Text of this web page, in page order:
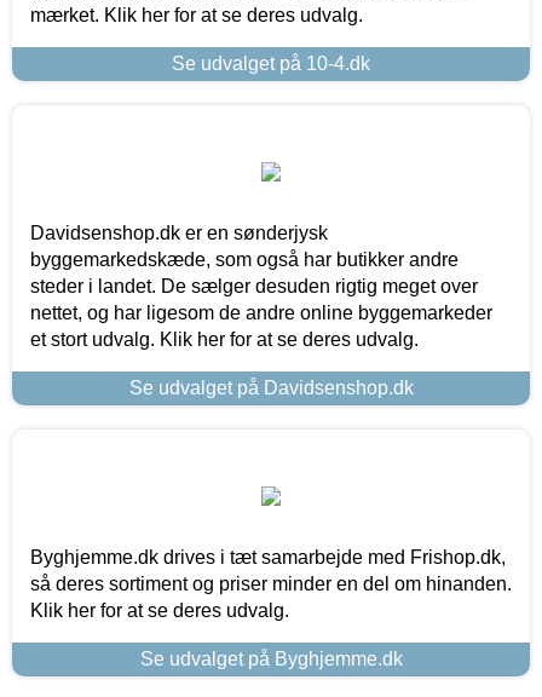
mærket. Klik her for at se deres udvalg.
Se udvalget på 10-4.dk
Davidsenshop.dk er en sønderjysk
byggemarkedskæde, som også har butikker andre
steder i landet. De sælger desuden rigtig meget over
nettet, og har ligesom de andre online byggemarkeder
et stort udvalg. Klik her for at se deres udvalg.
Se udvalget på Davidsenshop.dk
Byghjemme.dk drives i tæt samarbejde med Frishop.dk,
så deres sortiment og priser minder en del om hinanden.
Klik her for at se deres udvalg.
Se udvalget på Byghjemme.dk